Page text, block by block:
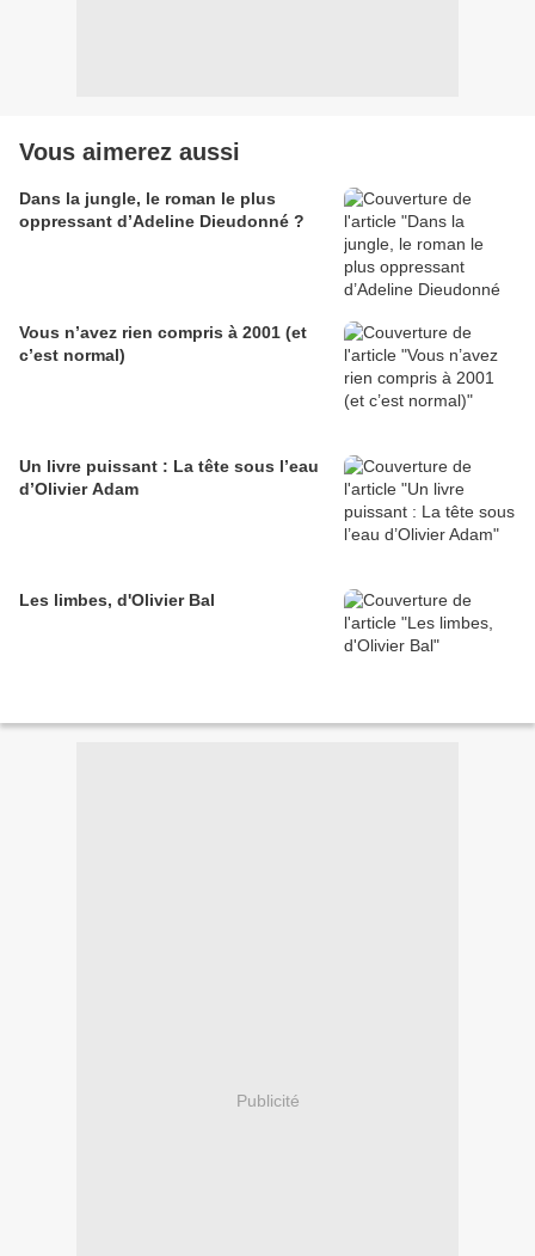
Vous aimerez aussi
Dans la jungle, le roman le plus
oppressant d’Adeline Dieudonné ?
Vous n’avez rien compris à 2001 (et
c’est normal)
Un livre puissant : La tête sous l’eau
d’Olivier Adam
Les limbes, d'Olivier Bal
Publicité